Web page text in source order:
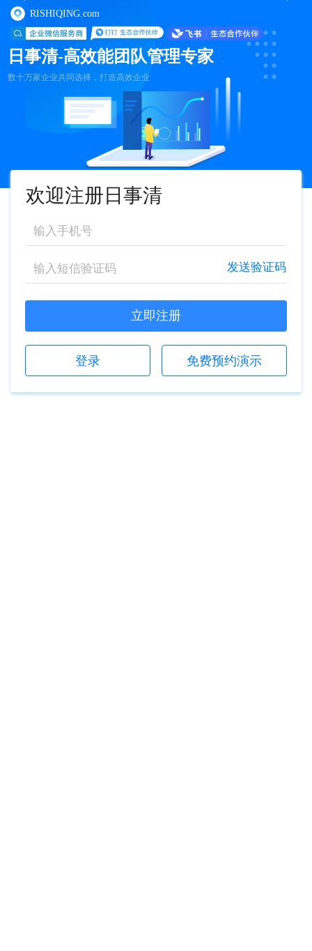
RISHIQING.com
日事清-高效能团队管理专家
数十万家企业共同选择，打造高效企业
欢迎注册日事清
发送验证码
立即注册
登录 免费预约演示